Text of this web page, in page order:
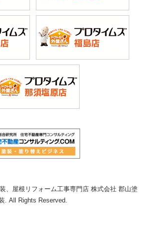
、屋根リフォーム工事専門店 株式会社 郡山塗
. All Rights Reserved.